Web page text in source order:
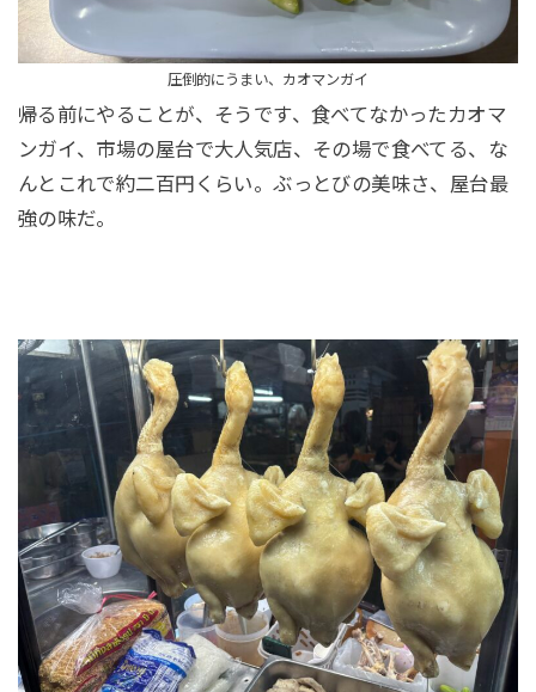
圧倒的にうまい、カオマンガイ
帰る前にやることが、そうです、食べてなかったカオマ
ンガイ、市場の屋台で大人気店、その場で食べてる、な
んとこれで約二百円くらい。ぶっとびの美味さ、屋台最
強の味だ。